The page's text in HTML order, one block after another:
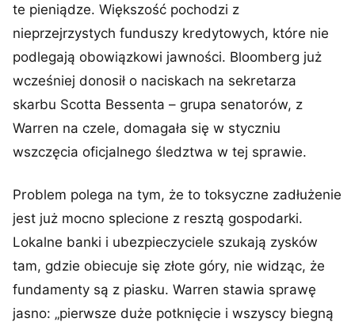
te pieniądze. Większość pochodzi z
nieprzejrzystych funduszy kredytowych, które nie
podlegają obowiązkowi jawności. Bloomberg już
wcześniej donosił o naciskach na sekretarza
skarbu Scotta Bessenta – grupa senatorów, z
Warren na czele, domagała się w styczniu
wszczęcia oficjalnego śledztwa w tej sprawie.
Problem polega na tym, że to toksyczne zadłużenie
jest już mocno splecione z resztą gospodarki.
Lokalne banki i ubezpieczyciele szukają zysków
tam, gdzie obiecuje się złote góry, nie widząc, że
fundamenty są z piasku. Warren stawia sprawę
jasno: „pierwsze duże potknięcie i wszyscy biegną